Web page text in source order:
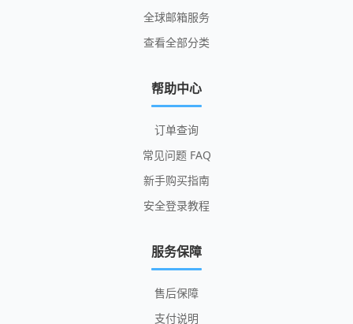
全球邮箱服务
查看全部分类
帮助中心
订单查询
常见问题 FAQ
新手购买指南
安全登录教程
服务保障
售后保障
支付说明